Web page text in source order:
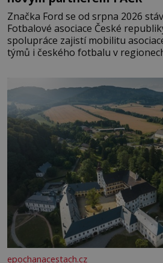
Značka Ford se od srpna 2026
Fotbalové asociace České
spolupráce zajistí mobilitu
týmů i českého fotbalu v
epochanacestach.cz